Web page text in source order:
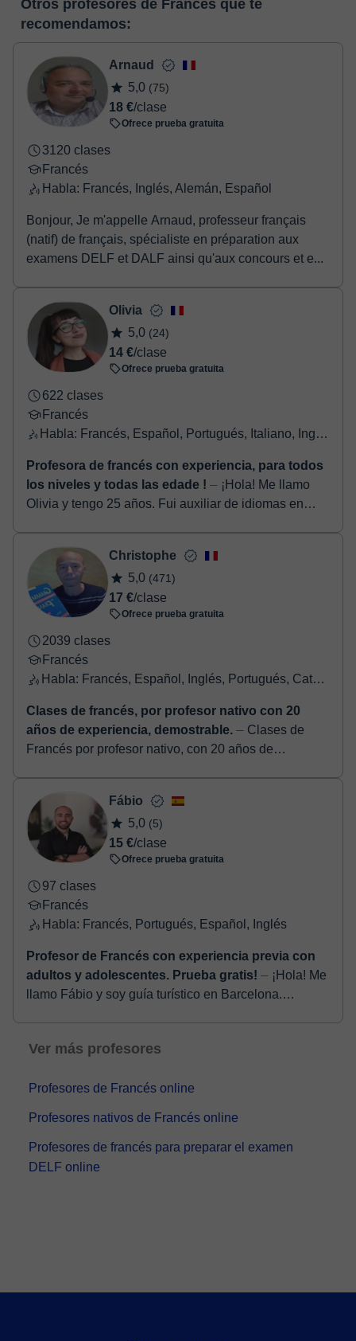
enlace puedes ver una demo del aula y conocerla:
virtual
horas, podrás realizar el pago mediante tarjeta de débito o
crédito.
Una vez realices el pago de la clase, recibirás un e-mail de
confirmación de la reserva.
Otros profesores de Francés que te
recomendamos:
Arnaud
5,0 (75)
18 €/clase
Ofrece prueba gratuita
3120 clases
Francés
Habla: Francés, Inglés, Alemán, Español
Bonjour, Je m'appelle Arnaud, professeur français
(natif) de français, spécialiste en préparation aux
examens DELF et DALF ainsi qu'aux concours et e...
Olivia
5,0 (24)
14 €/clase
Ofrece prueba gratuita
622 clases
Francés
Habla: Francés, Español, Portugués, Italiano, Inglés, Griego
Profesora de francés con experiencia, para todos
los niveles y todas las edade ! ⏤ ¡Hola! Me llamo
Olivia y tengo 25 años. Fui auxiliar de idiomas en
Christophe
5,0 (471)
17 €/clase
Ofrece prueba gratuita
2039 clases
Francés
Habla: Francés, Español, Inglés, Portugués, Catalán
Clases de francés, por profesor nativo con 20
años de experiencia, demostrable. ⏤ Clases de
Francés por profesor nativo, con 20 años de
Fábio
5,0 (5)
15 €/clase
Ofrece prueba gratuita
97 clases
Francés
Habla: Francés, Portugués, Español, Inglés
Profesor de Francés con experiencia previa con
adultos y adolescentes. Prueba gratis! ⏤ ¡Hola! Me
llamo Fábio y soy guía turístico en Barcelona.
Ver más profesores
Profesores de Francés online
Profesores nativos de Francés online
Profesores de francés para preparar el examen
DELF online